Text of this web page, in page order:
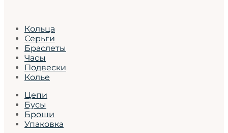
Кольца
Серьги
Браслеты
Часы
Подвески
Колье
Цепи
Бусы
Броши
Упаковка